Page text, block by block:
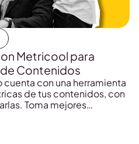
Metricool para
Contenidos
cuenta con una herramienta
de tus contenidos, con
Toma mejores